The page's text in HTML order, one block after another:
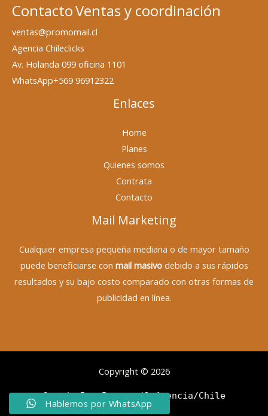
ContactoVentas y coordinación
ventas@promomail.cl
Agencia Chileclicks
Av. Holanda 099 oficina 1101
WhatsApp+569 96912322
Enlaces
Home
Planes
Quienes somos
Contrata
Contacto
Mail Marketing
Cualquier empresa pequeña mediana o de mayor tamaño
puede beneficiarse con mail masivo debido a sus rápidos
resultados y su bajo costo comparado con otras formas de
publicidad en línea.
Copyright © 2026
Creado Por Promomail Agencia/Chile
Hablemos por WhatsApp